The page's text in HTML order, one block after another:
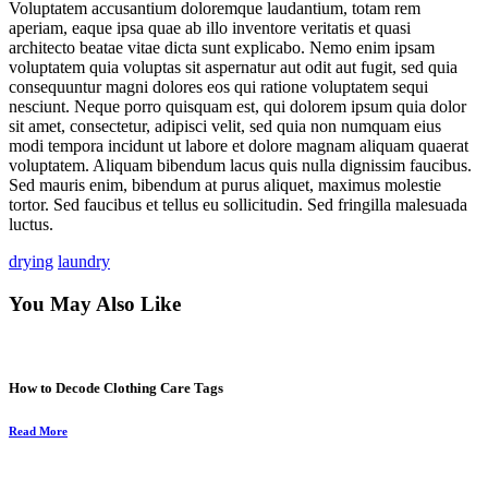
Voluptatem accusantium doloremque laudantium, totam rem
aperiam, eaque ipsa quae ab illo inventore veritatis et quasi
architecto beatae vitae dicta sunt explicabo. Nemo enim ipsam
voluptatem quia voluptas sit aspernatur aut odit aut fugit, sed quia
consequuntur magni dolores eos qui ratione voluptatem sequi
nesciunt. Neque porro quisquam est, qui dolorem ipsum quia dolor
sit amet, consectetur, adipisci velit, sed quia non numquam eius
modi tempora incidunt ut labore et dolore magnam aliquam quaerat
voluptatem. Aliquam bibendum lacus quis nulla dignissim faucibus.
Sed mauris enim, bibendum at purus aliquet, maximus molestie
tortor. Sed faucibus et tellus eu sollicitudin. Sed fringilla malesuada
luctus.
drying laundry
You May Also Like
How to Decode Clothing Care Tags
Read More